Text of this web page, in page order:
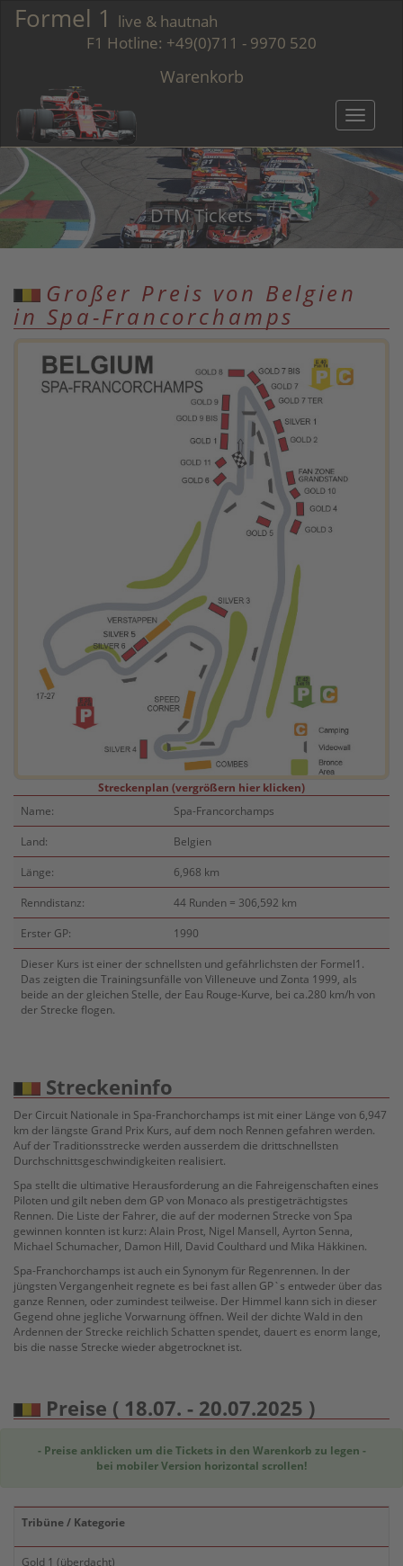
Formel 1
live & hautnah
F1 Hotline: +49(0)711 - 9970 520
Warenkorb
Toggle
DTM Tickets
Großer Preis von Belgien
in Spa-Francorchamps
Streckenplan (vergrößern hier klicken)
Name:
Spa-Francorchamps
Land:
Belgien
Länge:
6,968 km
Renndistanz:
44 Runden = 306,592 km
Erster GP:
1990
Dieser Kurs ist einer der schnellsten und gefährlichsten der Formel1.
Das zeigten die Trainingsunfälle von Villeneuve und Zonta 1999, als
beide an der gleichen Stelle, der Eau Rouge-Kurve, bei ca.280 km/h von
der Strecke flogen.
Streckeninfo
Der Circuit Nationale in Spa-Franchorchamps ist mit einer Länge von 6,947
km der längste Grand Prix Kurs, auf dem noch Rennen gefahren werden.
Auf der Traditionsstrecke werden ausserdem die drittschnellsten
Durchschnittsgeschwindigkeiten realisiert.
Spa stellt die ultimative Herausforderung an die Fahreigenschaften eines
Piloten und gilt neben dem GP von Monaco als prestigeträchtigstes
Rennen. Die Liste der Fahrer, die auf der modernen Strecke von Spa
gewinnen konnten ist kurz: Alain Prost, Nigel Mansell, Ayrton Senna,
Michael Schumacher, Damon Hill, David Coulthard und Mika Häkkinen.
Spa-Franchorchamps ist auch ein Synonym für Regenrennen. In der
jüngsten Vergangenheit regnete es bei fast allen GP`s entweder über das
ganze Rennen, oder zumindest teilweise. Der Himmel kann sich in dieser
Gegend ohne jegliche Vorwarnung öffnen. Weil der dichte Wald in den
Ardennen der Strecke reichlich Schatten spendet, dauert es enorm lange,
bis die nasse Strecke wieder abgetrocknet ist.
Preise ( 18.07. - 20.07.2025 )
- Preise anklicken um die Tickets in den Warenkorb zu legen -
bei mobiler Version horizontal scrollen!
Tribüne / Kategorie
Gold 1 (überdacht)